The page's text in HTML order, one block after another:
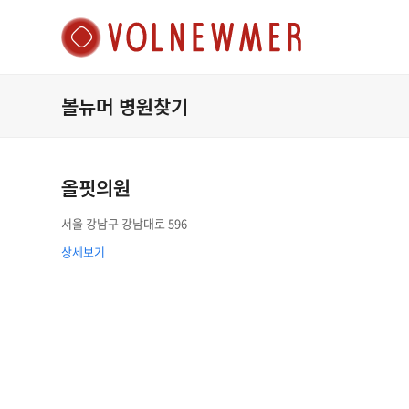
볼뉴머 병원찾기
올핏의원
서울 강남구 강남대로 596
상세보기